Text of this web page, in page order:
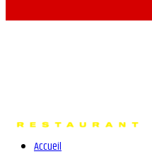
Accueil